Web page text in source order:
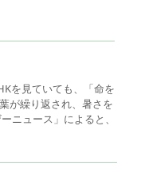
を見ていても、「命を
が繰り返され、暑さを
ニュース」によると、